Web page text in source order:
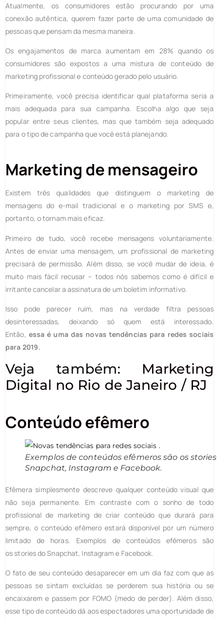
Atualmente, os consumidores estão procurando por uma
conexão autêntica, querem fazer parte de uma comunidade de
pessoas que pensam da mesma maneira.
Os engajamentos de marca aumentam em 28% quando os
consumidores são expostos a uma mistura de conteúdo de
marketing profissional e conteúdo gerado pelo usuário.
Primeiramente, você precisa identificar qual plataforma seria a
mais adequada para sua campanha. Escolha algo que seja
popular entre seus clientes, mas que também seja adequado
para o tipo de campanha que você está planejando.
Marketing de mensageiro
Existem três qualidades que distinguem o marketing de
mensagens do e-mail tradicional e o marketing por SMS e,
portanto, o tornam mais eficaz.
Primeiro de tudo, você recebe mensagens voluntariamente.
Antes de enviar uma mensagem, um profissional de marketing
precisará de permissão. Além disso, se você mudar de ideia, é
muito mais fácil recusar – todos nós sabemos como é difícil e
irritante cancelar a assinatura de um boletim informativo.
Isso pode parecer ruim, mas na verdade filtra pessoas
desinteressadas, deixando só quem está interessado.
Então, essa é uma das novas tendências para redes sociais
para 2019.
Veja também: Marketing
Digital no Rio de Janeiro / RJ
Conteúdo efêmero
Exemplos de conteúdos efêmeros são os stories
Snapchat, Instagram e Facebook.
Efêmera simplesmente descreve qualquer conteúdo visual que
não seja permanente. Em contraste com o sonho de todo
profissional de marketing de criar conteúdo que durará para
sempre, o conteúdo efêmero estará disponível por um número
limitado de horas. Exemplos de conteúdos efêmeros são
os stories do Snapchat, Instagram e Facebook.
O fato de seu conteúdo desaparecer em um dia faz com que as
pessoas se sintam excluídas se perderem sua história ou se
encaixarem e passem por FOMO (medo de perder). Além disso,
esse tipo de conteúdo dá aos espectadores uma oportunidade de